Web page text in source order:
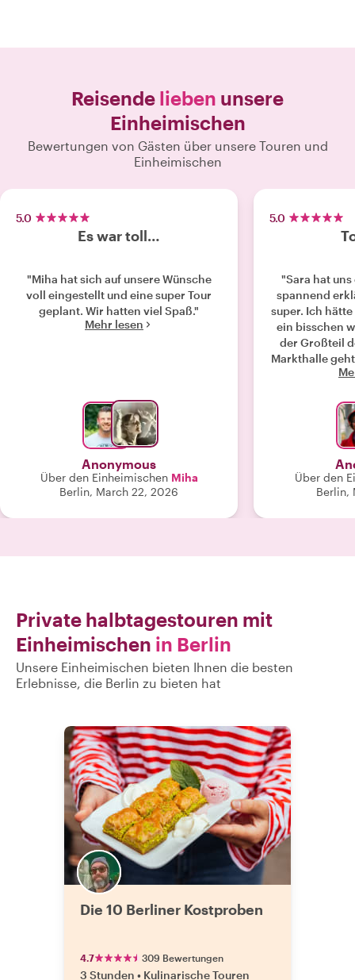
Reisende lieben unsere
Einheimischen
Bewertungen von Gästen über unsere Touren und
Einheimischen
5.0
Es war toll…
"Miha hat sich auf unsere Wünsche
voll eingestellt und eine super Tour
geplant. Wir hatten viel Spaß."
Mehr lesen
Anonymous
Über den Einheimischen Miha
Berlin, March 22, 2026
5.0
"Sara hat
spannend
super. Ich
ein bisschen
der Großteil
Markthalle
angenehme
Über den
Berlin,
Private halbtagestouren mit
Einheimischen in Berlin
Unsere Einheimischen bieten Ihnen die besten
Erlebnisse, die Berlin zu bieten hat
Die 10 Berliner Kostproben
4.7 309 Bewertungen
3 Stunden • Kulinarische Touren